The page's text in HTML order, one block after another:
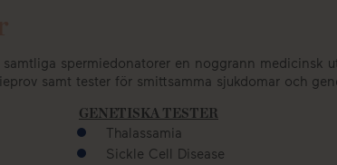
spermiedonatorer en noggrann medicinsk
samt tester för smittsamma sjukdomar och
GENETISKA TESTER
Thalassamia
Sickle Cell Disease